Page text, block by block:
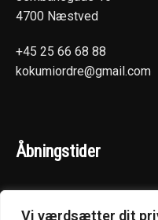
Vi værdsætter dit
4700 Næstved
+45 25 66 68 88
kokumiordre@gmail.com
Åbningstider
Mandag - Torsdag :